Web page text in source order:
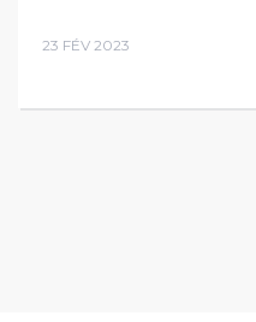
23 FÉV 2023